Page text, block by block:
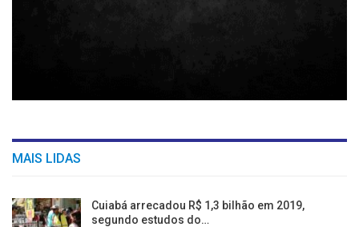
MAIS LIDAS
Cuiabá arrecadou R$ 1,3 bilhão em 2019,
segundo estudos do…